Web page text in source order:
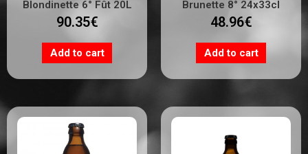
Blondinette 6° Fût 20L
90.35€
Add to cart
Brunette 8° 24x33cl
48.96€
Add to cart